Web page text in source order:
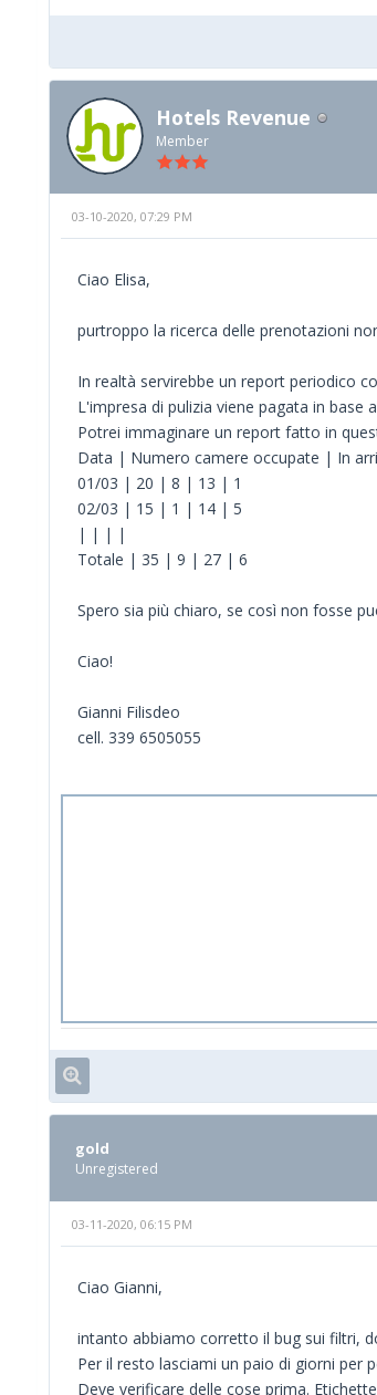
Hotels Revenue
Member
03-10-2020, 07:29 PM
Ciao Elisa,
purtroppo la ricerca delle prenotazioni
In realtà servirebbe un report periodico
L'impresa di pulizia viene pagata in
Potrei immaginare un report fatto in
Data | Numero camere occupate | In
01/03 | 20 | 8 | 13 | 1
02/03 | 15 | 1 | 14 | 5
| | | |
Totale | 35 | 9 | 27 | 6
Spero sia più chiaro, se così non fosse
Ciao!
Gianni Filisdeo
cell. 339 6505055
gold
Unregistered
03-11-2020, 06:15 PM
Ciao Gianni,
intanto abbiamo corretto il bug sui filtri,
Per il resto lasciami un paio di giorni per
Deve verificare delle cose prima.